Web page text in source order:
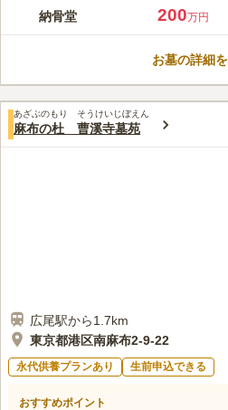
のが特徴です。 園内は、都心に
り、陽当り良好です。明るい雰
墓」の二種類が選べます。
この霊園はまだ誰からも評価されていませ
納骨堂 200万円
お墓の詳細
あざぶのもり そうけいじぼえん
麻布の杜 曹溪寺墓苑
広尾駅から1.7km
東京都港区南麻布2-9-22
永代供養プランあり 生前申込できる
おすすめポイント